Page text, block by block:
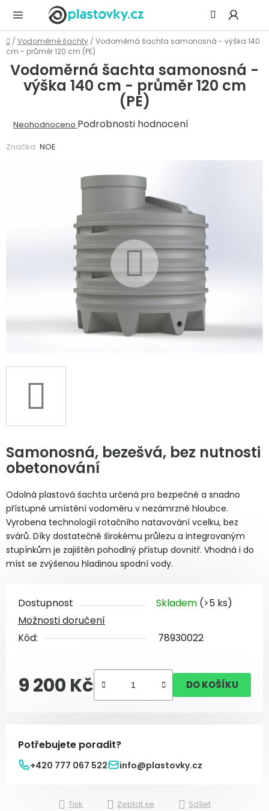
obsah
Domů
/ Vodoměrné šachty / Vodoměrná šachta samonosná - výška 140
cm - průměr 120 cm (PE)
Samonosná, bezešvá, bez nutnosti
obetonování
Odolná plastová šachta určená pro bezpečné a snadno
přístupné umístění vodoměru v nezámrzné hloubce.
Vyrobena technologií rotačního natavování vcelku, bez
svárů. Díky dostatečně širokému průlezu a integrovaným
stupínkům je zajištěn pohodlný přístup dovnitř. Vhodná i do
míst se zvýšenou hladinou spodní vody.
Dostupnost Skladem (>5 ks)
Možnosti doručení
Kód:
78930022
9 200 Kč DO KOŠÍKU
Potřebujete poradit?
+420 777 067 522 info@plastovky.cz
Tisk Zeptat se Sdílet
Vodoměrná šachta samonosná -
výška 140 cm - průměr 120 cm
(PE)
Průměrné
Neohodnoceno Podrobnosti hodnocení
Značka: NOE